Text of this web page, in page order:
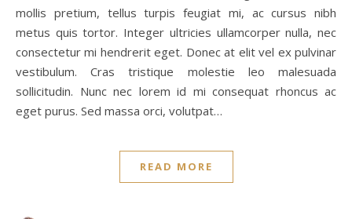
mollis pretium, tellus turpis feugiat mi, ac cursus nibh
metus quis tortor. Integer ultricies ullamcorper nulla, nec
consectetur mi hendrerit eget. Donec at elit vel ex pulvinar
vestibulum. Cras tristique molestie leo malesuada
sollicitudin. Nunc nec lorem id mi consequat rhoncus ac
eget purus. Sed massa orci, volutpat…
READ MORE